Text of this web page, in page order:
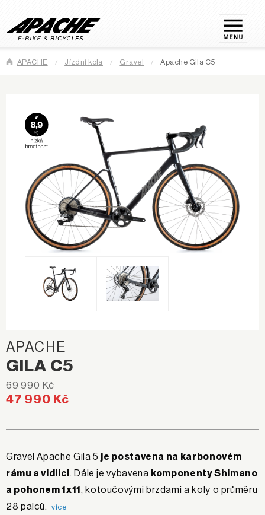
APACHE Jízdní kola Gravel Apache Gila C5
APACHE
GILA C5
69 990 Kč
47 990 Kč
Gravel Apache Gila 5 je postavena na karbonovém
rámu a vidlici. Dále je vybavena komponenty Shimano
a pohonem 1x11 , kotoučovými brzdami a koly o průměru
28 palců.více